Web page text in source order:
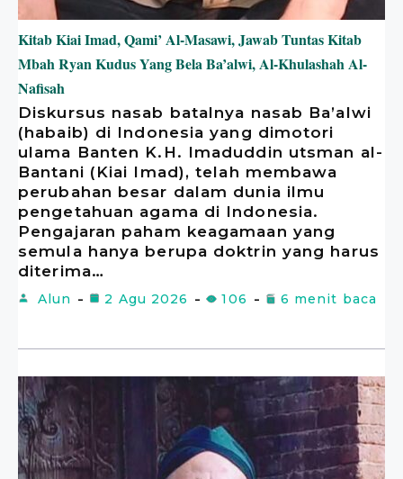
Kitab Kiai Imad, Qami’ Al-Masawi, Jawab Tuntas Kitab
Mbah Ryan Kudus Yang Bela Ba’alwi, Al-Khulashah Al-
Nafisah
Diskursus nasab batalnya nasab Ba’alwi
(habaib) di Indonesia yang dimotori
ulama Banten K.H. Imaduddin utsman al-
Bantani (Kiai Imad), telah membawa
perubahan besar dalam dunia ilmu
pengetahuan agama di Indonesia.
Pengajaran paham keagamaan yang
semula hanya berupa doktrin yang harus
diterima…
Alun 2 Agu 2026 106 6 menit baca